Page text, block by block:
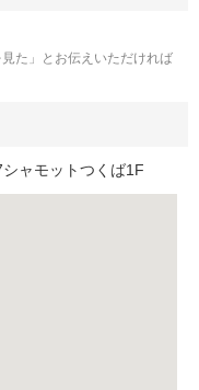
た」とお伝えいただければ
ャモットつくば1F